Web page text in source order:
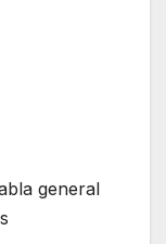
general